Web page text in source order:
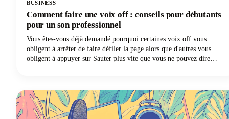
BUSINESS
Comment faire une voix off : conseils pour débutants
pour un son professionnel
Vous êtes-vous déjà demandé pourquoi certaines voix off vous
obligent à arrêter de faire défiler la page alors que d'autres vous
obligent à appuyer sur Sauter plus vite que vous ne pouvez dire
vous avez bien lu. Votre voix et votre son comptent plus que votre
appareil photo sophistiqué !